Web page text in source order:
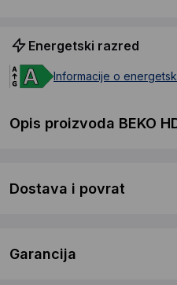
Energetski razred
Informacije o
Opis proizvoda BEKO
Dostava i povrat
Garancija